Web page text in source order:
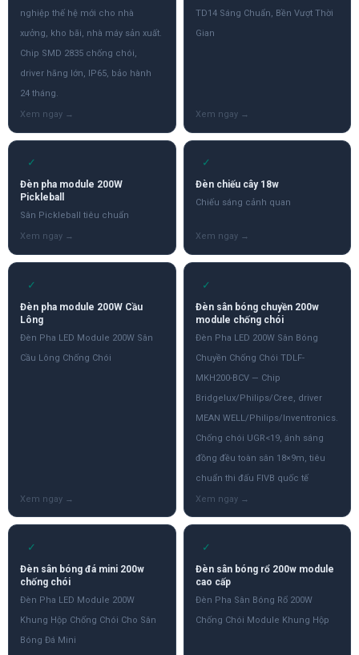
nghiệp thế hệ mới cho nhà
xưởng, kho bãi, nhà máy sản xuất.
Chip SMD 2835 chống chói,
driver hãng lớn, IP65, bảo hành
24 tháng.
TD14 Sáng Chuẩn, Bền Vượt Thời
Gian
✓
Đèn pha module 200W
Pickleball
Sân Pickleball tiêu chuẩn
✓
Đèn chiếu cây 18w
Chiếu sáng cảnh quan
✓
Đèn pha module 200W Cầu
Lông
Đèn Pha LED Module 200W Sân
Cầu Lông Chống Chói
✓
Đèn sân bóng chuyền 200w
module chống chói
Đèn Pha LED 200W Sân Bóng
Chuyền Chống Chói TDLF-
MKH200-BCV — Chip
Bridgelux/Philips/Cree, driver
MEAN WELL/Philips/Inventronics.
Chống chói UGR<19, ánh sáng
đồng đều toàn sân 18×9m, tiêu
chuẩn thi đấu FIVB quốc tế
✓
Đèn sân bóng đá mini 200w
chống chói
Đèn Pha LED Module 200W
Khung Hộp Chống Chói Cho Sân
Bóng Đá Mini
✓
Đèn sân bóng rổ 200w module
cao cấp
Đèn Pha Sân Bóng Rổ 200W
Chống Chói Module Khung Hộp